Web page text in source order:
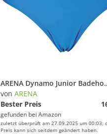
ARENA Dynamo Junior Badehose für Jungen, Strand-
von ARENA
Bester Preis
gefunden bei Amazon
zuletzt überprüft am 27.09.2025 um 00:03;
Preis kann sich seitdem geändert haben.